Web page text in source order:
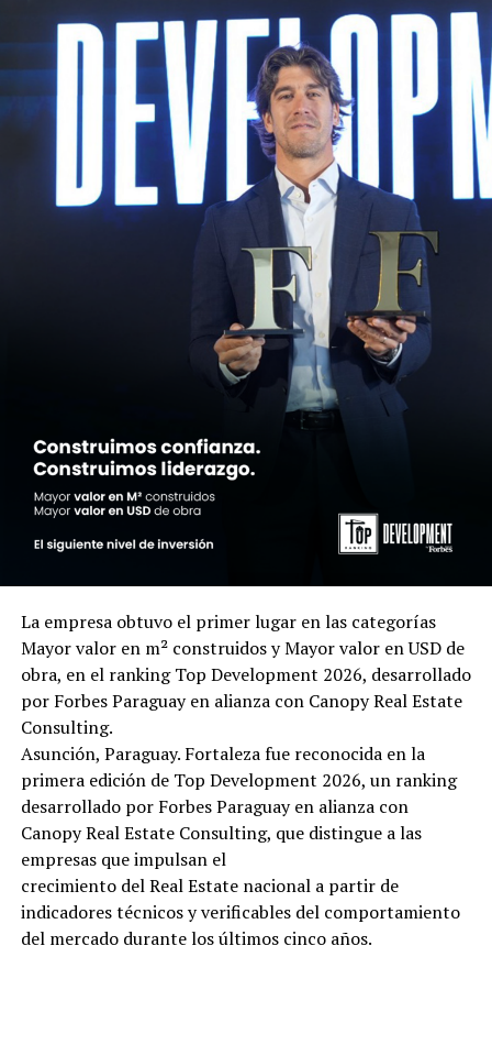
La empresa obtuvo el primer lugar en las categorías
Mayor valor en m² construidos y Mayor valor en USD de
obra, en el ranking Top Development 2026, desarrollado
por Forbes Paraguay en alianza con Canopy Real Estate
Consulting.
Asunción, Paraguay. Fortaleza fue reconocida en la
primera edición de Top Development 2026, un ranking
desarrollado por Forbes Paraguay en alianza con
Canopy Real Estate Consulting, que distingue a las
empresas que impulsan el
crecimiento del Real Estate nacional a partir de
indicadores técnicos y verificables del comportamiento
del mercado durante los últimos cinco años.